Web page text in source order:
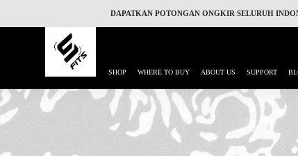
SHOP WHERE TO BUY ABOUT US SUPPORT
DAPATKAN POTONGAN ONGKIR SELURUH